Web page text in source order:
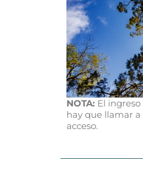
NOTA: El
hay que llamar a
acceso.